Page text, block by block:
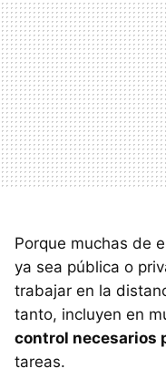
Porque muchas de
ya sea pública o
trabajar en la
tanto, incluyen en
control necesarios
tareas.